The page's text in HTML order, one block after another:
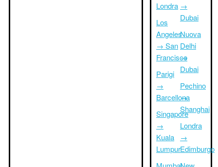
Londra
Los
Angeles
→ San
Francisco
Parigi
→
Barcellona
Singapore
→
Kuala
Lumpur
→
Dubai
Nuova
Delhi
→
Dubai
Pechino
→
Shanghai
Londra
→
Edimburgo